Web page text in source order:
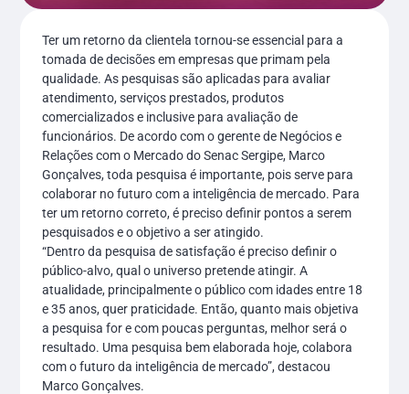
Ter um retorno da clientela tornou-se essencial para a
tomada de decisões em empresas que primam pela
qualidade. As pesquisas são aplicadas para avaliar
atendimento, serviços prestados, produtos
comercializados e inclusive para avaliação de
funcionários. De acordo com o gerente de Negócios e
Relações com o Mercado do Senac Sergipe, Marco
Gonçalves, toda pesquisa é importante, pois serve para
colaborar no futuro com a inteligência de mercado. Para
ter um retorno correto, é preciso definir pontos a serem
pesquisados e o objetivo a ser atingido.
“Dentro da pesquisa de satisfação é preciso definir o
público-alvo, qual o universo pretende atingir. A
atualidade, principalmente o público com idades entre 18
e 35 anos, quer praticidade. Então, quanto mais objetiva
a pesquisa for e com poucas perguntas, melhor será o
resultado. Uma pesquisa bem elaborada hoje, colabora
com o futuro da inteligência de mercado”, destacou
Marco Gonçalves.